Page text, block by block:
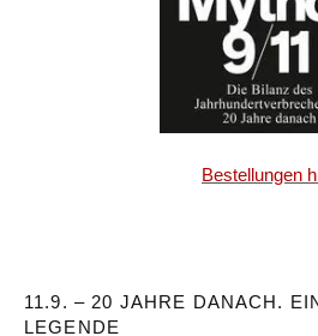
Bestellungen
11.9. – 20 JAHRE DANACH.
LEGENDE